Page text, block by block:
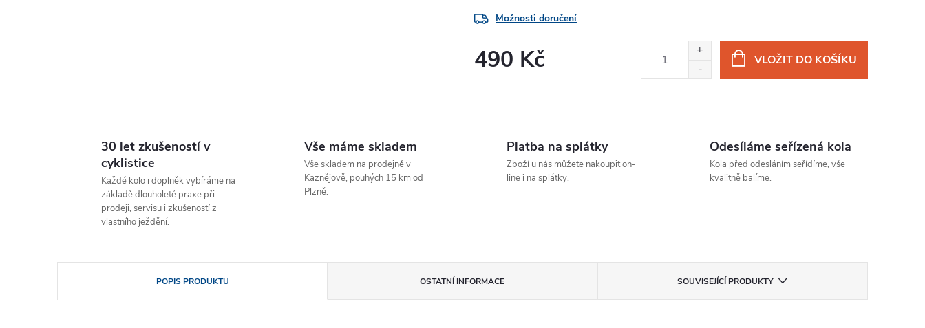
Možnosti doručení
490 Kč VLOŽIT DO KOŠÍKU
30 let zkušeností v
cyklistice
Každé kolo i doplněk vybíráme na
základě dlouholeté praxe při
prodeji, servisu i zkušeností z
vlastního ježdění.
Vše máme skladem
Vše skladem na prodejně v
Kaznějově, pouhých 15 km od
Plzně.
Platba na splátky
Zboží u nás můžete nakoupit on-
line i na splátky.
Odesíláme seřízená kola
Kola před odesláním seřídíme, vše
kvalitně balíme.
POPIS PRODUKTU OSTATNÍ INFORMACE SOUVISEJÍCÍ PRODUKTY